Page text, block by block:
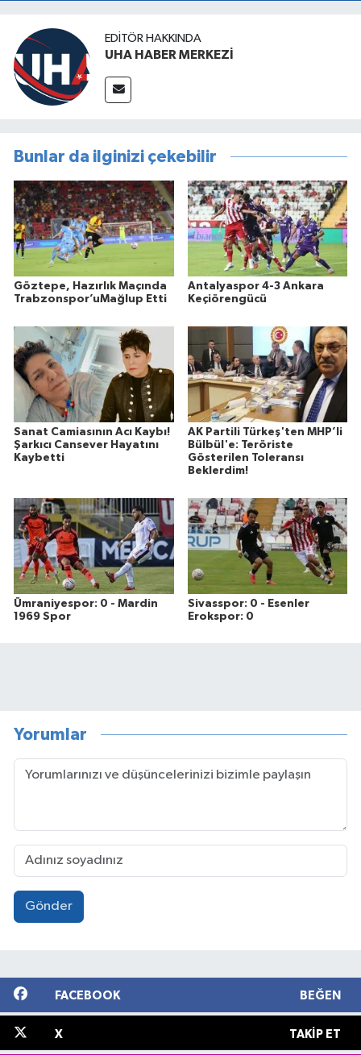
EDITÖR HAKKINDA
UHA HABER MERKEZİ
Bunlar da ilginizi çekebilir
Göztepe, Hazırlık Maçında
Trabzonspor’uMağlup Etti
Antalyaspor 4-3 Ankara
Keçiörengücü
Sanat Camiasının Acı Kaybı!
Şarkıcı Cansever Hayatını
Kaybetti
AK Partili Türkeş'ten MHP’li
Bülbül'e: Teröriste
Gösterilen Toleransı
Beklerdim!
Ümraniyespor: 0 - Mardin
1969 Spor
Sivasspor: 0 - Esenler
Erokspor: 0
Yorumlar
Gönder
FACEBOOK BEĞEN
X TAKIP ET